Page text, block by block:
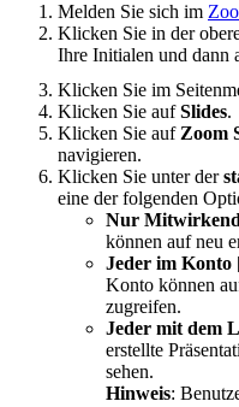
Melden Sie sich im
Klicken Sie in der
Ihre Initialen und dann
Klicken Sie im
Klicken Sie aufSlides.
Klicken Sie auf Zoom
navigieren.
Klicken Sie unter der
eine der folgenden
Nur
können auf neu
Jeder im Konto
Konto können
zugreifen.
Jeder mit dem
erstellte
sehen.
Hinweis: